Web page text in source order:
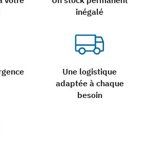
inégalé
Une logistique
adaptée à chaque
besoin